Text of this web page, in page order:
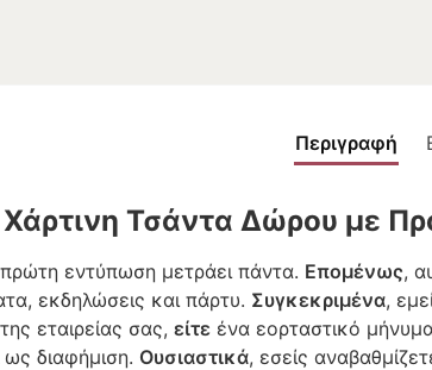
Περιγραφή
Χάρτινη Τσάντα Δώρου με
εντύπωση μετράει πάντα. Επομένως,
εκδηλώσεις και πάρτυ. Συγκεκριμένα,
εταιρείας σας, είτεένα εορταστικό
ως διαφήμιση. Ουσιαστικά, εσείς